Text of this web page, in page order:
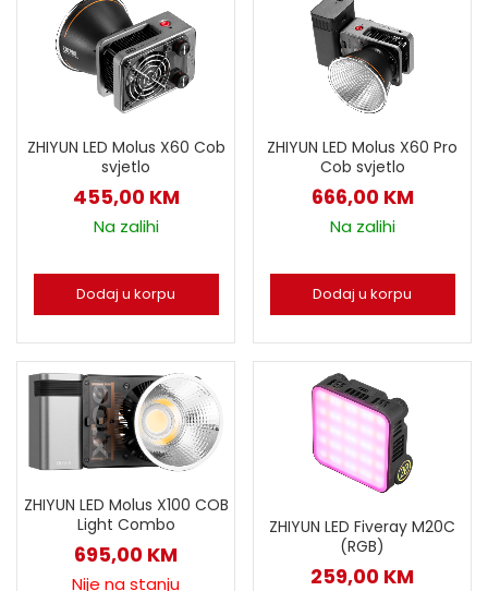
ZHIYUN LED Molus X60 Cob
svjetlo
455,00 KM
Na zalihi
Dodaj u korpu
ZHIYUN LED Molus X60 Pro
Cob svjetlo
666,00 KM
Na zalihi
Dodaj u korpu
ZHIYUN LED Molus X100 COB
Light Combo
695,00 KM
Nije na stanju
ZHIYUN LED Fiveray M20C
(RGB)
259,00 KM